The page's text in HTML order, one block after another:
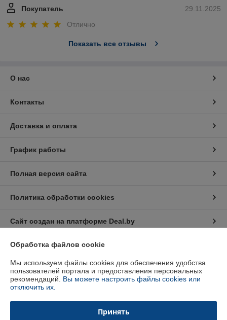
29.11.2025
Покупатель
Отлично
Показать все отзывы
О нас
Контакты
Доставка и оплата
График работы
Полная версия сайта
Политика обработки cookies
Сайт создан на платформе Deal.by
Индивидуальный предприниматель:Индивидуальный
предприниматель Кратынский Валерий Викторович
Республика Беларусь, г. Минск, ул. Неманская, д. 38, кв. 25
Регистрационный номер ЕГР: 191879218
Обработка файлов cookie
Мы используем файлы cookies для обеспечения удобства
пользователей портала и предоставления персональных
рекомендаций. Вы можете настроить файлы cookies или
отключить их.
Принять